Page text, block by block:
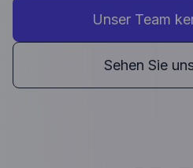
Unser Team
Sehen Sie